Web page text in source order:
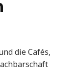
die Cafés,